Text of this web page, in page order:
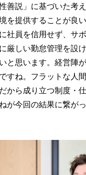
善説」に基づいた考
を提供することが良
社員を信用せず、サ
厳しい勤怠管理を設
と思います。経営陣
すね。フラットな人
から成り立つ制度・
が今回の結果に繋が